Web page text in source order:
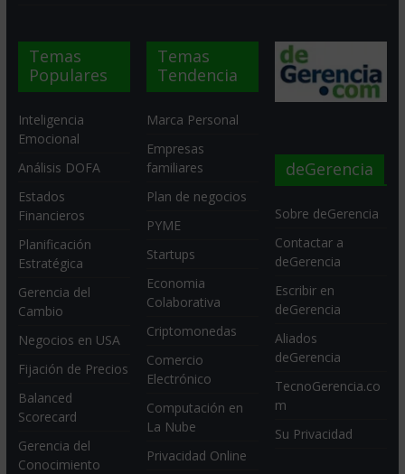
Temas
Populares
Inteligencia
Emocional
Análisis DOFA
Estados
Financieros
Planificación
Estratégica
Gerencia del
Cambio
Negocios en USA
Fijación de Precios
Balanced
Scorecard
Gerencia del
Conocimiento
Temas
Tendencia
Marca Personal
Empresas
familiares
Plan de negocios
PYME
Startups
Economia
Colaborativa
Criptomonedas
Comercio
Electrónico
Computación en
La Nube
Privacidad Online
deGerencia
Sobre deGerencia
Contactar a
deGerencia
Escribir en
deGerencia
Aliados
deGerencia
TecnoGerencia.co
m
Su Privacidad